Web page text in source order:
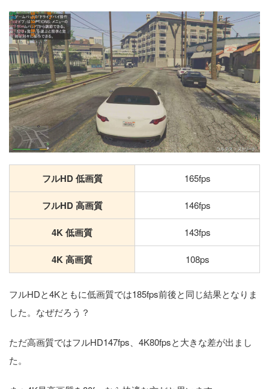
フルHD 低画質 165fps
フルHD 高画質 146fps
4K 低画質 143fps
4K 高画質 108ps
フルHDと4Kともに低画質では185fps前後と同じ結果となりま
した。なぜだろう？
ただ高画質ではフルHD147fps、4K80fpsと大きな差が出まし
た。